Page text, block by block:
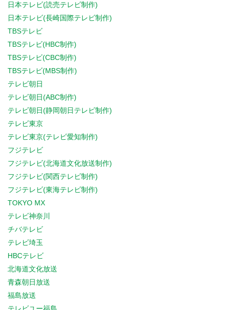
日本テレビ(読売テレビ制作)
日本テレビ(長崎国際テレビ制作)
TBSテレビ
TBSテレビ(HBC制作)
TBSテレビ(CBC制作)
TBSテレビ(MBS制作)
テレビ朝日
テレビ朝日(ABC制作)
テレビ朝日(静岡朝日テレビ制作)
テレビ東京
テレビ東京(テレビ愛知制作)
フジテレビ
フジテレビ(北海道文化放送制作)
フジテレビ(関西テレビ制作)
フジテレビ(東海テレビ制作)
TOKYO MX
テレビ神奈川
チバテレビ
テレビ埼玉
HBCテレビ
北海道文化放送
青森朝日放送
福島放送